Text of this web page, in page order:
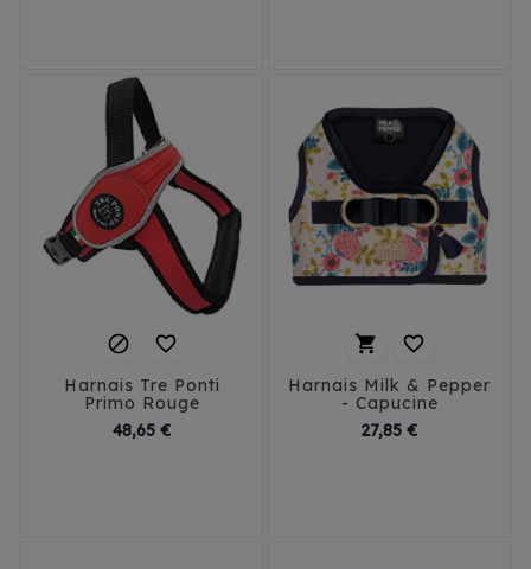
 
Harnais Tre Ponti
Primo Rouge
48,65 €Prix
 
Harnais Milk & Pepper
- Capucine
27,85 €